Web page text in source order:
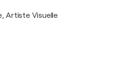
Artiste Visuelle